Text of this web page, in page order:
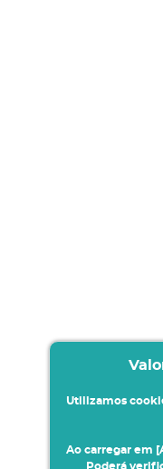
Utilizamos
Ao carregar em
Poderá